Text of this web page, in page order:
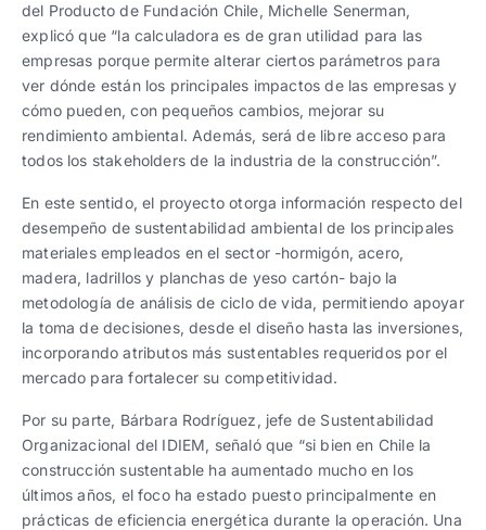
del Producto de Fundación Chile, Michelle Senerman,
explicó que “la calculadora es de gran utilidad para las
empresas porque permite alterar ciertos parámetros para
ver dónde están los principales impactos de las empresas y
cómo pueden, con pequeños cambios, mejorar su
rendimiento ambiental. Además, será de libre acceso para
todos los stakeholders de la industria de la construcción”.
En este sentido, el proyecto otorga información respecto del
desempeño de sustentabilidad ambiental de los principales
materiales empleados en el sector -hormigón, acero,
madera, ladrillos y planchas de yeso cartón- bajo la
metodología de análisis de ciclo de vida, permitiendo apoyar
la toma de decisiones, desde el diseño hasta las inversiones,
incorporando atributos más sustentables requeridos por el
mercado para fortalecer su competitividad.
Por su parte, Bárbara Rodríguez, jefe de Sustentabilidad
Organizacional del IDIEM, señaló que “si bien en Chile la
construcción sustentable ha aumentado mucho en los
últimos años, el foco ha estado puesto principalmente en
prácticas de eficiencia energética durante la operación. Una